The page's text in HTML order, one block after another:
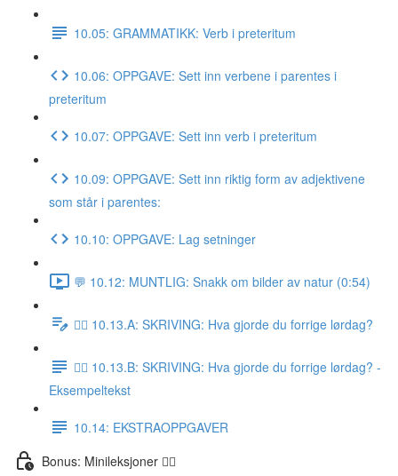
10.05: GRAMMATIKK: Verb i preteritum
10.06: OPPGAVE: Sett inn verbene i parentes i
preteritum
10.07: OPPGAVE: Sett inn verb i preteritum
10.09: OPPGAVE: Sett inn riktig form av adjektivene
som står i parentes:
10.10: OPPGAVE: Lag setninger
💬 10.12: MUNTLIG: Snakk om bilder av natur (0:54)
✍🏼 10.13.A: SKRIVING: Hva gjorde du forrige lørdag?
✍🏼 10.13.B: SKRIVING: Hva gjorde du forrige lørdag? -
Eksempeltekst
10.14: EKSTRAOPPGAVER
Bonus: Minileksjoner 👌🏻